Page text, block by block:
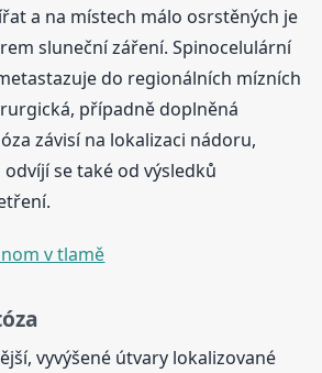
a na místech málo osrstěných je
sluneční záření. Spinocelulární
do regionálních mízních
případně doplněná
závisí na lokalizaci nádoru,
se také od výsledků
v tlamě
vyvýšené útvary lokalizované